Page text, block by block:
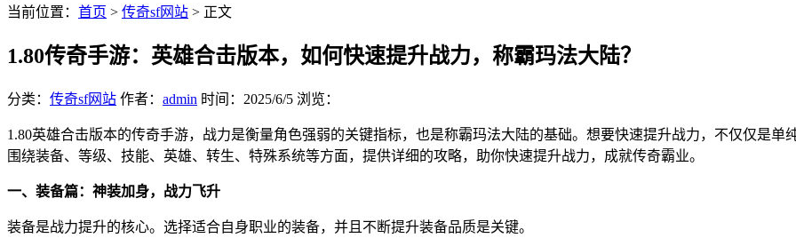
当前位置： 首页 > 传奇sf网站 > 正文
1.80传奇手游：英雄合击版本，如何快速提升战力，称霸玛法大陆？
分类： 传奇sf网站 作者： admin 时间： 2025/6/5 浏览：
1.80英雄合击版本的传奇手游，战力是衡量角色强弱的关键指标，也是称霸玛法大陆的基础。想要快速提升战力，不仅仅是
围绕装备、等级、技能、英雄、转生、特殊系统等方面，提供详细的攻略，助你快速提升战力，成就传奇霸业。
一、装备篇：神装加身，战力飞升
装备是战力提升的核心。选择适合自身职业的装备，并且不断提升装备品质是关键。